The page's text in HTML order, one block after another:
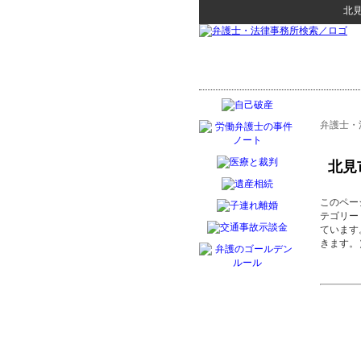
北
弁護士・
北見
このペ
テゴリー
ていま
きます。